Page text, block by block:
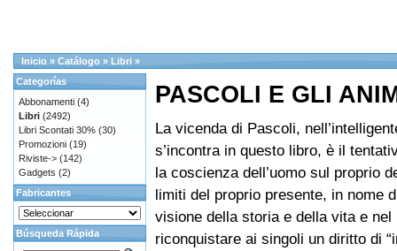
Inicio » Catálogo » Libri »
PASCOLI E GLI
La vicenda di Pascoli,
s’incontra in questo libro, è il
la coscienza dell’uomo sul proprio
limiti del proprio presente, in nome
visione della storia e della vita e nel
riconquistare ai singoli un diritto di
Categorías
Abbonamenti (4)
Libri (2492)
Libri Scontati 30% (30)
Promozioni (19)
Riviste-> (142)
Gadgets (2)
Fabricantes
Búsqueda Rápida